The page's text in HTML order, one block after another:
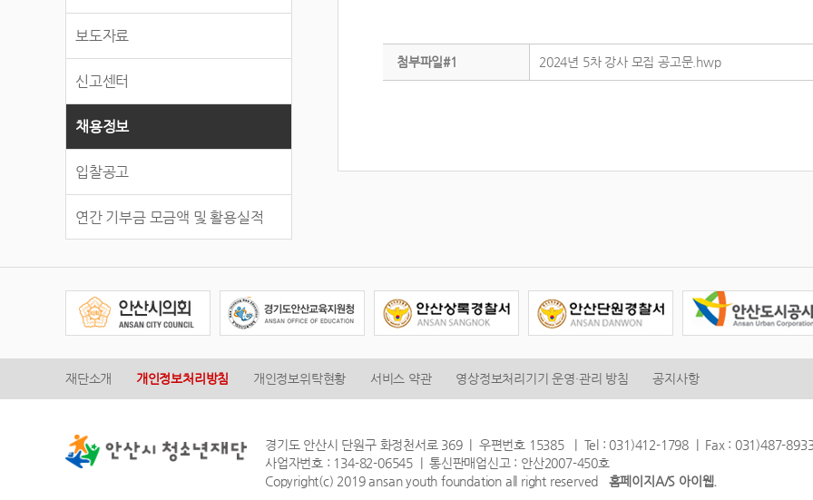
보도자료
신고센터
채용정보
입찰공고
연간 기부금 모금액 및 활용실적
첨부파일#1 2024년 5차 강사 모집 공고문.hwp
재단소개 개인정보처리방침 개인정보위탁현황 서비스 약관 영상정보처리기기 운영·관리 방침 공지사항
경기도 안산시 단원구 화정천서로 369 | 우편번호 15385 | Tel : 031)412-1798 | Fax : 031)487-
사업자번호 : 134-82-06545 | 통신판매업신고 : 안산2007-450호
Copyright(c) 2019 ansan youth foundation all right reserved 홈페이지A/S 아이웹.